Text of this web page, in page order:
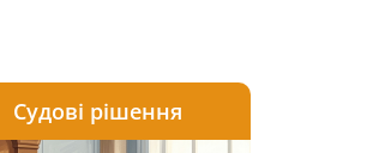
Судові рішення